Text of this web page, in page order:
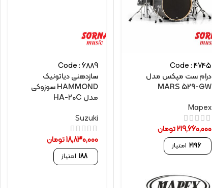
Code : 4745
درام ست مپکس مدل
MARS 529-GW
Mapex
219,660,000تومان
2196 امتیاز
Code : 6889
سازدهنی دیاتونیک
HAMMOND سوزوکی
مدل HA-20C
Suzuki
18,830,000تومان
188 امتیاز